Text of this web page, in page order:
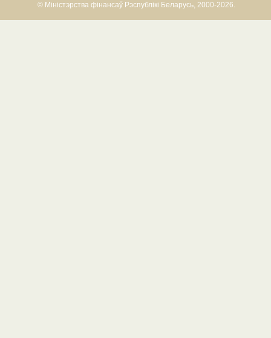
© Міністэрства фінансаў Рэспублікі Беларусь, 2000-2026.